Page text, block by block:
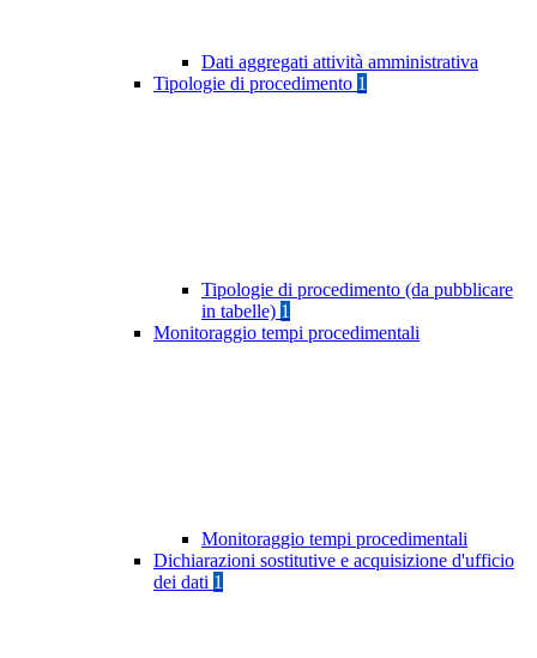
Dati aggregati attività amministrativa
Tipologie di procedimento 1
Tipologie di procedimento (da pubblicare
in tabelle) 1
Monitoraggio tempi procedimentali
Monitoraggio tempi procedimentali
Dichiarazioni sostitutive e acquisizione d'ufficio
dei dati 1